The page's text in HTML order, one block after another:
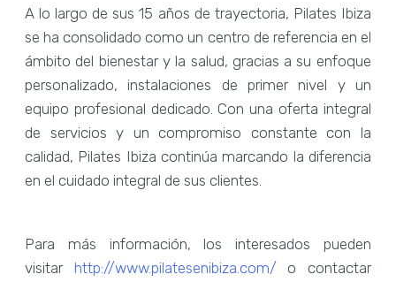
A lo largo de sus 15 años de trayectoria, Pilates Ibiza
se ha consolidado como un centro de referencia en el
ámbito del bienestar y la salud, gracias a su enfoque
personalizado, instalaciones de primer nivel y un
equipo profesional dedicado. Con una oferta integral
de servicios y un compromiso constante con la
calidad, Pilates Ibiza continúa marcando la diferencia
en el cuidado integral de sus clientes.
Para más información, los interesados pueden
visitar http://www.pilatesenibiza.com/ o contactar